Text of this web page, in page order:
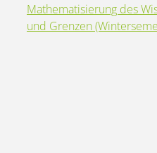
Mathematisierung des
und Grenzen